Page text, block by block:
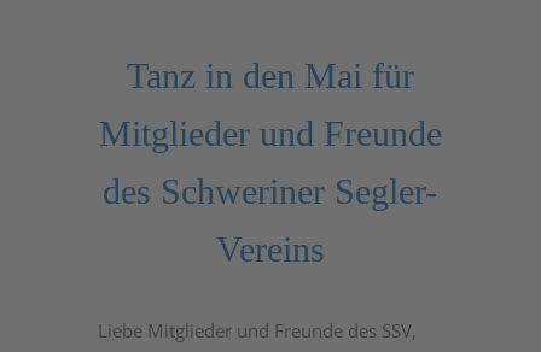
Tanz in den Mai für
Mitglieder und Freunde
des Schweriner Segler-
Vereins
Liebe Mitglieder und Freunde des SSV,